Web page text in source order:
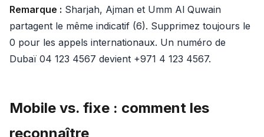
Remarque : Sharjah, Ajman et Umm Al Quwain
partagent le même indicatif (6). Supprimez toujours le
0 pour les appels internationaux. Un numéro de
Dubaï 04 123 4567 devient +971 4 123 4567.
Mobile vs. fixe : comment les
reconnaître